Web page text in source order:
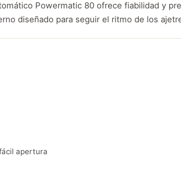
Powermatic 80 ofrece fiabilidad y
diseñado para seguir el ritmo de los
apertura